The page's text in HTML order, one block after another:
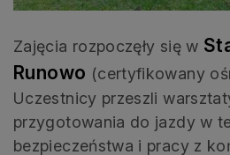
Zajęcia rozpoczęły się w
Runowo (certyfikowany
Uczestnicy przeszli
przygotowania do jazdy w
bezpieczeństwa i pracy z